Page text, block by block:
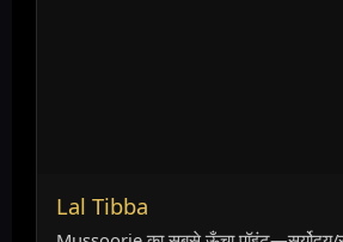
Lal Tibba